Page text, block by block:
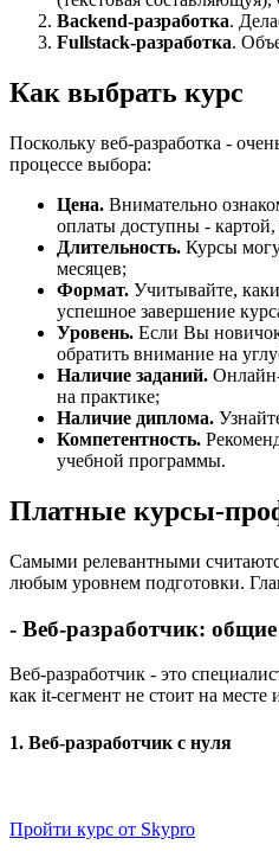
Backend-разработка.
Fullstack-разработка.
Как выбрать курс
Поскольку веб-разработка -
процессе выбора:
Цена. Внимательно
оплаты доступны -
Длительность. Курсы
месяцев;
Формат. Учитывайте,
успешное завершение
Уровень. Если Вы
обратить внимание на
Наличие заданий.
на практике;
Наличие диплома.
Компетентность.
учебной программы.
Платные курсы-
Самыми релевантными
любым уровнем подготовки.
- Веб-разработчик:
Веб-разработчик - это
как it-сегмент не стоит на месте
1. Веб-разработчик с нуля
Пройти курс от Skypro